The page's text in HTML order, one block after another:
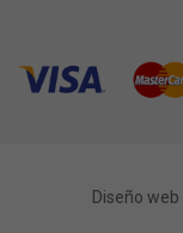
Diseño